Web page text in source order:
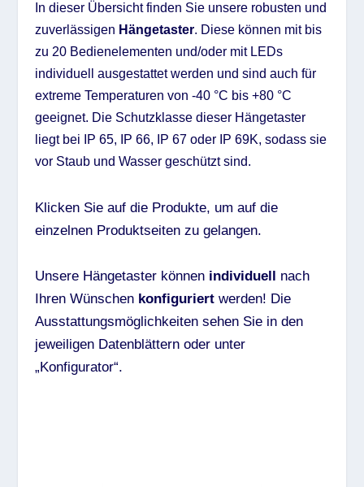
In dieser Übersicht finden Sie unsere robusten und
zuverlässigen Hängetaster. Diese können mit bis
zu 20 Bedienelementen und/oder mit LEDs
individuell ausgestattet werden und sind auch für
extreme Temperaturen von -40 °C bis +80 °C
geeignet. Die Schutzklasse dieser Hängetaster
liegt bei IP 65, IP 66, IP 67 oder IP 69K, sodass sie
vor Staub und Wasser geschützt sind.
Klicken Sie auf die Produkte, um auf die
einzelnen Produktseiten zu gelangen.
Unsere Hängetaster können individuell nach
Ihren Wünschen konfiguriertwerden! Die
Ausstattungsmöglichkeiten sehen Sie in den
jeweiligen Datenblättern oder unter
„Konfigurator“.